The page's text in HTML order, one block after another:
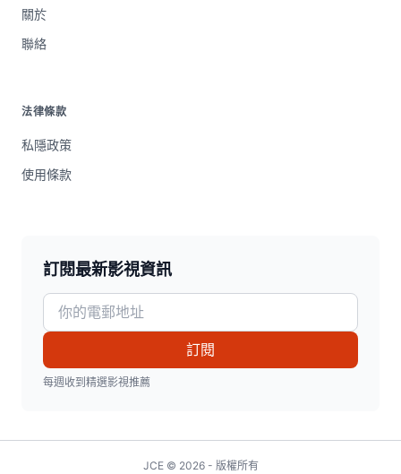
關於
聯絡
法律條款
私隱政策
使用條款
訂閱最新影視資訊
訂閱
每週收到精選影視推薦
JCE © 2026 - 版權所有